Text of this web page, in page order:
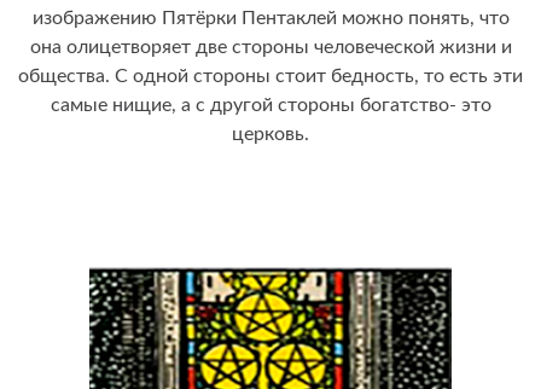
изображению Пятёрки Пентаклей можно понять, что
она олицетворяет две стороны человеческой жизни и
общества. С одной стороны стоит бедность, то есть эти
самые нищие, а с другой стороны богатство- это
церковь.